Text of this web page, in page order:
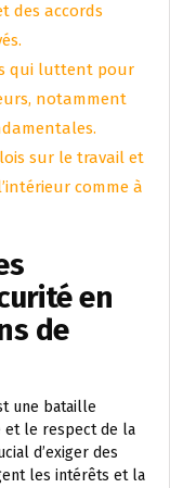
des accords
qui luttent pour
notamment
sur le travail et
comme à
en
de
une bataille
et le respect de la
d’exiger des
les intérêts et la